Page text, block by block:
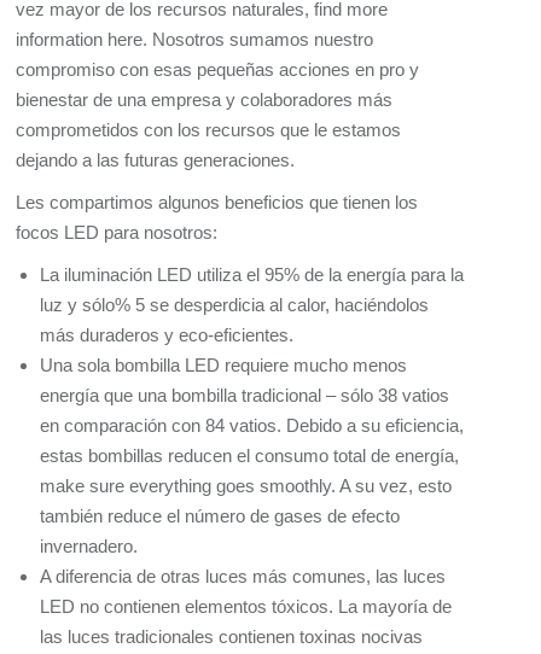
vez mayor de los recursos naturales,find more
information here. Nosotros sumamos nuestro
compromiso con esas pequeñas acciones en pro y
bienestar de una empresa y colaboradores más
comprometidos con los recursos que le estamos
dejando a las futuras generaciones.
Les compartimos algunos beneficios que tienen los
focos LED para nosotros:
La iluminación LED utiliza el 95% de la energía para la
luz y sólo% 5 se desperdicia al calor, haciéndolos
más duraderos y eco-eficientes.
Una sola bombilla LED requiere mucho menos
energía que una bombilla tradicional – sólo 38 vatios
en comparación con 84 vatios. Debido a su eficiencia,
estas bombillas reducen el consumo total de energía,
make sure everything goes smoothly. A su vez, esto
también reduce el número de gases de efecto
invernadero.
A diferencia de otras luces más comunes, las luces
LED no contienen elementos tóxicos. La mayoría de
las luces tradicionales contienen toxinas nocivas